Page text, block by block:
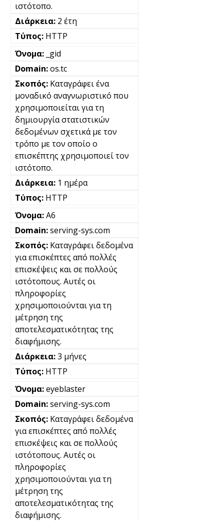
ιστότοπο.
2 έτη
HTTP
_gid
os.tc
Καταγράφει ένα
μοναδικό αναγνωριστικό που
χρησιμοποιείται για τη
δημιουργία στατιστικών
δεδομένων σχετικά με τον
τρόπο με τον οποίο ο
επισκέπτης χρησιμοποιεί τον
ιστότοπο.
1 ημέρα
HTTP
A6
serving-sys.com
Καταγράφει δεδομένα
για επισκέπτες από πολλές
επισκέψεις και σε πολλούς
ιστότοπους. Αυτές οι
πληροφορίες
χρησιμοποιούνται για τη
μέτρηση της
αποτελεσματικότητας της
διαφήμισης.
3 μήνες
HTTP
eyeblaster
serving-sys.com
Καταγράφει δεδομένα
για επισκέπτες από πολλές
επισκέψεις και σε πολλούς
ιστότοπους. Αυτές οι
πληροφορίες
χρησιμοποιούνται για τη
μέτρηση της
αποτελεσματικότητας της
διαφήμισης.